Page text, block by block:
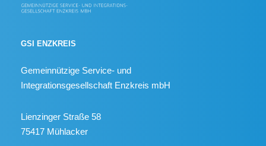
GSI ENZKREIS
Gemeinnützige Service- und
Integrationsgesellschaft Enzkreis mbH
Lienzinger Straße 58
75417 Mühlacker